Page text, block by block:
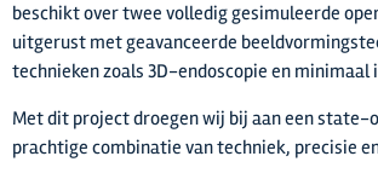
beschikt over twee volledig gesimuleerde
uitgerust met geavanceerde
technieken zoals 3D-endoscopie en minimaal
Met dit project droegen wij bij aan een
prachtige combinatie van techniek, precisie